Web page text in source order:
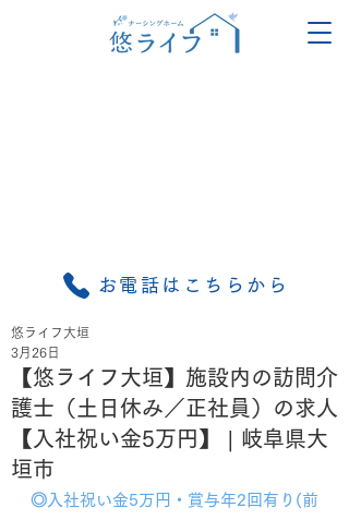
お電話はこちらから
【悠ライフ大垣】施設内の訪問介
護士（土日休み／正社員）の求人
【入社祝い金5万円】 | 岐阜県大
垣市
悠ライフ大垣
3月26日
◎入社祝い金5万円・賞与年2回有り(前